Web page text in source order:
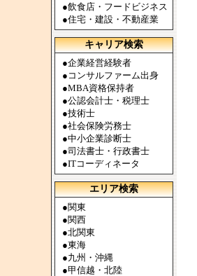
●飲食店・フードビジネス
●住宅・建設・不動産業
キャリア検索
●企業経営経験者
● コンサルファーム出身
●MBA資格保持者
●公認会計士・税理士
●技術士
●社会保険労務士
●中小企業診断士
●司法書士・行政書士
●ITコーディネータ
エリア検索
●関東
●関西
●北関東
●東海
●九州・沖縄
●甲信越・北陸